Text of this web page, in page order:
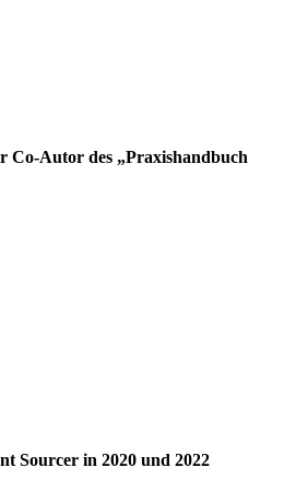
Co-Autor des „Praxishandbuch
Sourcer in 2020 und 2022